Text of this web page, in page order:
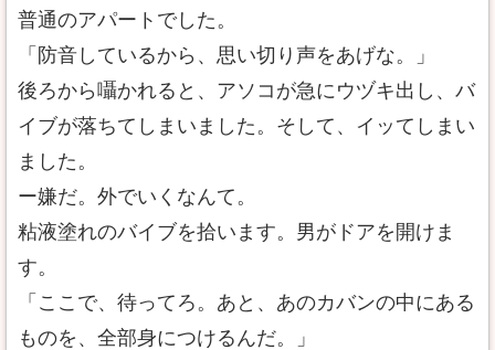
普通のアパートでした。
「防音しているから、思い切り声をあげな。」
後ろから囁かれると、アソコが急にウヅキ出し、バ
イブが落ちてしまいました。そして、イッてしまい
ました。
ー嫌だ。外でいくなんて。
粘液塗れのバイブを拾います。男がドアを開けま
す。
「ここで、待ってろ。あと、あのカバンの中にある
ものを、全部身につけるんだ。」